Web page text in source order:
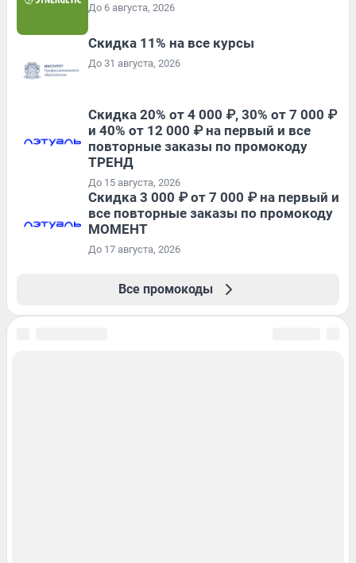
До 6 августа, 2026
Скидка 11% на все курсы
До 31 августа, 2026
Скидка 20% от 4 000 ₽, 30% от 7 000 ₽
и 40% от 12 000 ₽ на первый и все
повторные заказы по промокоду
ТРЕНД
До 15 августа, 2026
Скидка 3 000 ₽ от 7 000 ₽ на первый и
все повторные заказы по промокоду
МОМЕНТ
До 17 августа, 2026
Все промокоды